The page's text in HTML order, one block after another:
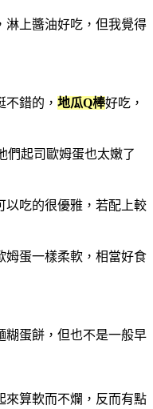
淋上醬油好吃，但我覺得
錯的， 地瓜Q棒好吃，
們起司歐姆蛋也太嫩了
以吃的很優雅，若配上較
姆蛋一樣柔軟，相當好食
糊蛋餅，但也不是一般早
來算軟而不爛，反而有點